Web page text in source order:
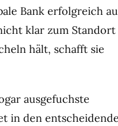
Bank erfolgreich
klar zum Standort
hält, schafft sie
ausgefuchste
in den